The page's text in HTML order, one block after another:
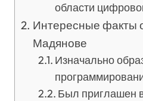
области
Интересные факты
Мадянове
Изначально
Был приглашен